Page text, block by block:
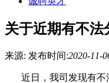
关于近期有不
来源: 发布时间:2020-11-
近日，我司发现有